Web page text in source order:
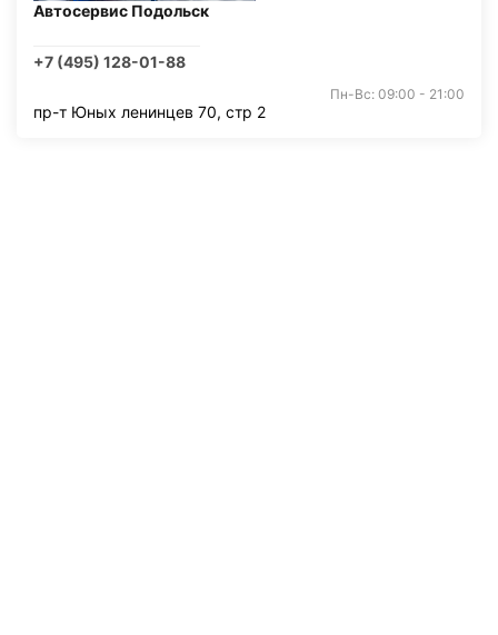
Автосервис Подольск
+7 (495) 128-01-88
Пн-Вс: 09:00 - 21:00
пр-т Юных ленинцев 70, стр 2